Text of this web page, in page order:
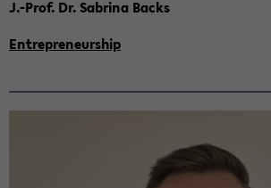
J.-Prof. Dr. Sa­bri­na Backs
En­tre­pre­neur­ship